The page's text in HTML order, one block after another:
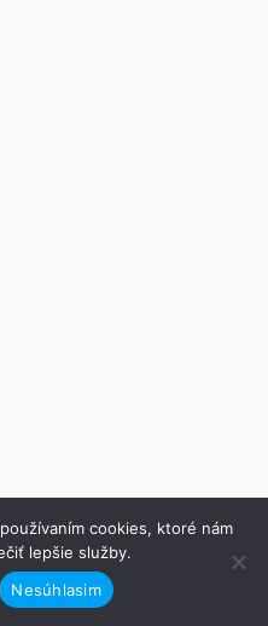
cookies, ktoré nám
lepšie služby.
Nesúhlasim